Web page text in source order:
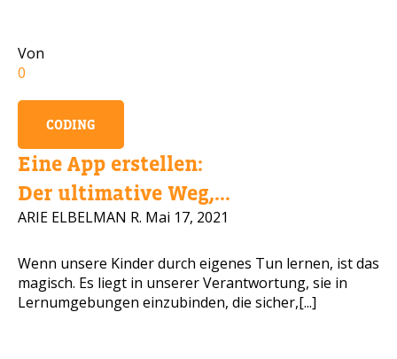
Von
0
CODING
Eine App erstellen:
Der ultimative Weg,...
ARIE ELBELMAN R. Mai 17, 2021
Wenn unsere Kinder durch eigenes Tun lernen, ist das
magisch. Es liegt in unserer Verantwortung, sie in
Lernumgebungen einzubinden, die sicher,[...]